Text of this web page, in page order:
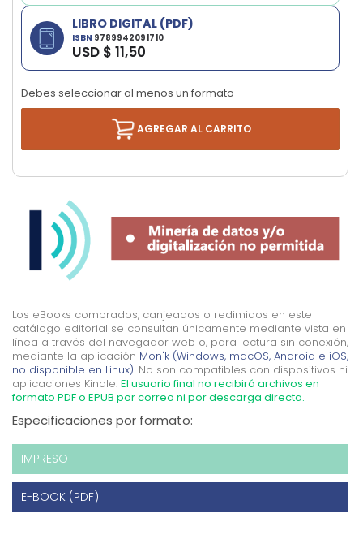
LIBRO DIGITAL (PDF)
ISBN 9789942091710
USD $ 11,50
Debes seleccionar al menos un formato
AGREGAR AL CARRITO
Los eBooks comprados, canjeados o redimidos en este
catálogo editorial se consultan únicamente mediante vista en
línea a través del navegador web o, para lectura sin conexión,
mediante la aplicación Mon'k (Windows, macOS, Android e iOS,
no disponible en Linux). No son compatibles con dispositivos ni
aplicaciones Kindle. El usuario final no recibirá archivos en
formato PDF o EPUB por correo ni por descarga directa.
Especificaciones por formato:
IMPRESO
E-BOOK (PDF)